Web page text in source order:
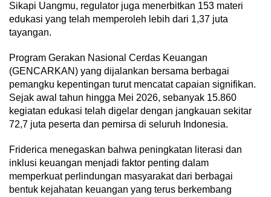
Sikapi Uangmu, regulator juga menerbitkan 153 materi
edukasi yang telah memperoleh lebih dari 1,37 juta
tayangan.
Program Gerakan Nasional Cerdas Keuangan
(GENCARKAN) yang dijalankan bersama berbagai
pemangku kepentingan turut mencatat capaian signifikan.
Sejak awal tahun hingga Mei 2026, sebanyak 15.860
kegiatan edukasi telah digelar dengan jangkauan sekitar
72,7 juta peserta dan pemirsa di seluruh Indonesia.
Friderica menegaskan bahwa peningkatan literasi dan
inklusi keuangan menjadi faktor penting dalam
memperkuat perlindungan masyarakat dari berbagai
bentuk kejahatan keuangan yang terus berkembang